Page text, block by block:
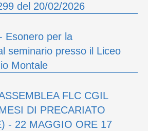
del 20/02/2026
Esonero per la
seminario presso il Liceo
Montale
FLC CGIL
DI PRECARIATO
- 22 MAGGIO ORE 17